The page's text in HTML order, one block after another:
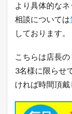
より具体的な
相談については
しております。
こちらは店長
3名様に限らせ
ければ時間頂戴